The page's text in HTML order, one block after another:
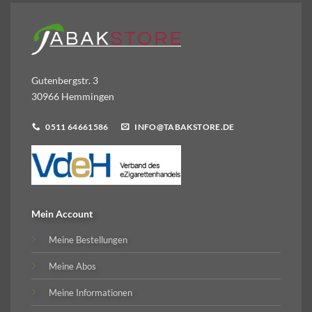
Gutenbergstr. 3
30966 Hemmingen
0511 64661586 INFO@TABAKSTORE.DE
Mein Account
Meine Bestellungen
Meine Abos
Meine Informationen